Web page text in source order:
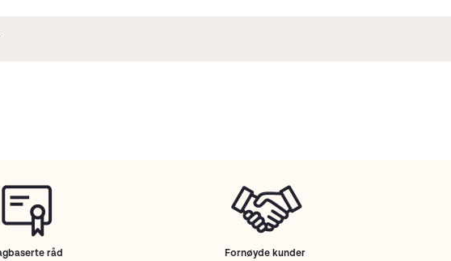
råd Fornøyde kunder